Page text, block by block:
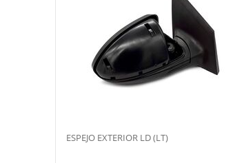
ESPEJO EXTERIOR LD (LT)